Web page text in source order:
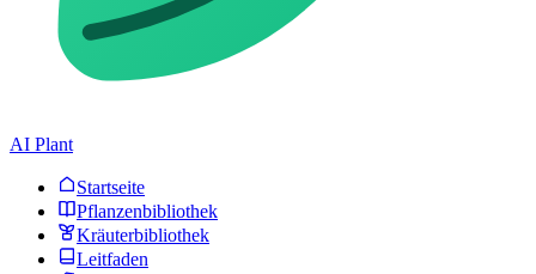
AI Plant
Startseite
Pflanzenbibliothek
Kräuterbibliothek
Leitfaden